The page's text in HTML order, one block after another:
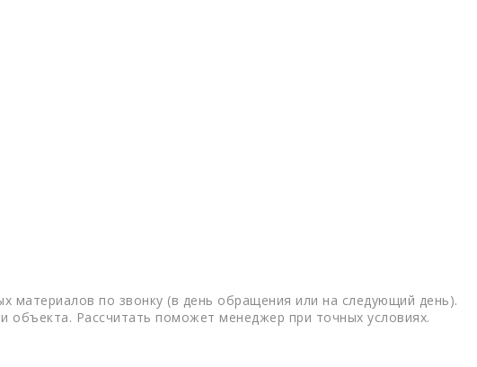
материалов по звонку (в день обращения или на следующий день).
объекта. Рассчитать поможет менеджер при точных условиях.